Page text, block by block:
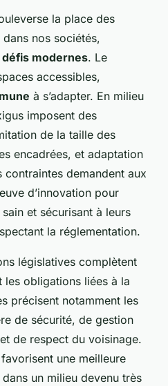
la place des
dans nos sociétés,
défis modernes. Le
accessibles,
à s’adapter. En milieu
imposent des
de la taille des
encadrées, et adaptation
demandent aux
d’innovation pour
et sécurisant à leurs
la réglementation.
législatives complètent
obligations liées à la
précisent notamment les
de sécurité, de gestion
de respect du voisinage.
une meilleure
un milieu devenu très